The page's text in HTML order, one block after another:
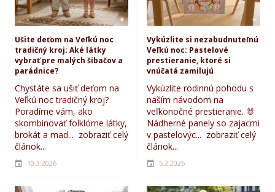
Ušite deťom na Veľkú noc
tradičný kroj: Aké látky
vybrať pre malých šibačov a
parádnice?
Chystáte sa ušiť deťom na
Veľkú noc tradičný kroj?
Poradíme vám, ako
skombinovať folklórne látky,
brokát a mad... zobraziť celý
článok...
10.3.2026
Vykúzlite si nezabudnuteľnú
Veľkú noc: Pastelové
prestieranie, ktoré si
vnúčatá zamilujú
Vykúzlite rodinnú pohodu s
naším návodom na
veľkonočné prestieranie. 🐰
Nádherné panely so zajacmi
v pastelovýc... zobraziť celý
článok...
5.2.2026